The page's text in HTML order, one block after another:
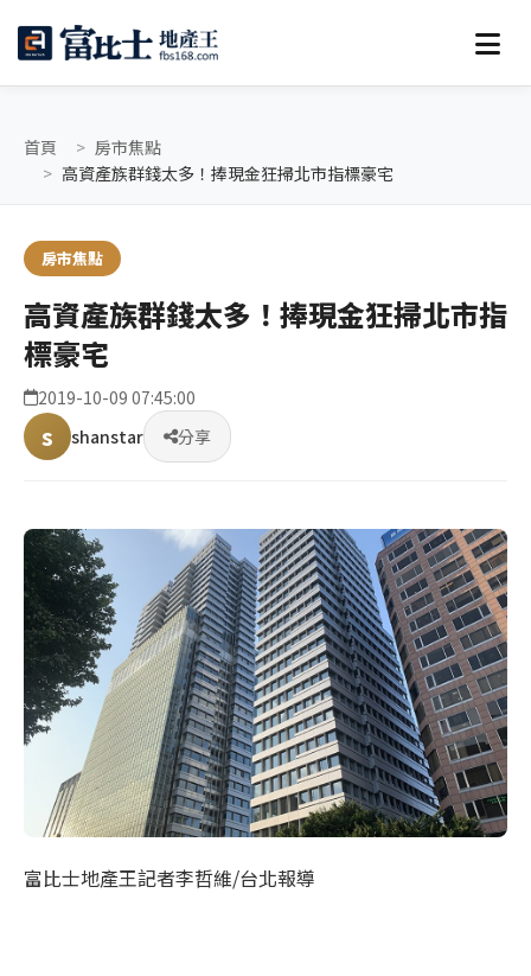
首頁
房市焦點
高資產族群錢太多！捧現金狂掃北市指標豪宅
房市焦點
高資產族群錢太多！捧現金狂掃北市指
標豪宅
2019-10-09 07:45:00
s shanstar 分享
富比士地產王記者李哲維/台北報導